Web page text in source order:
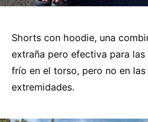
Shorts con hoodie, una
extraña pero efectiva para las
frío en el torso, pero no en las
extremidades.